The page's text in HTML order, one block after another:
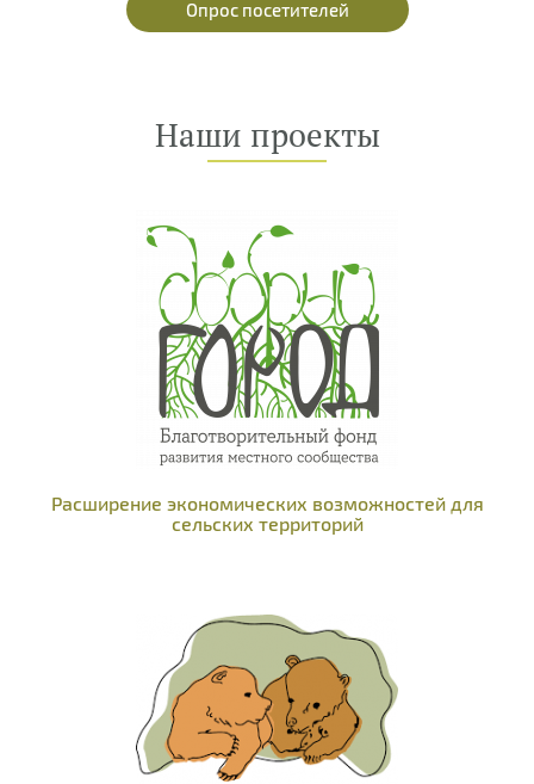
Опрос посетителей
Наши проекты
Расширение экономических возможностей для
сельских территорий